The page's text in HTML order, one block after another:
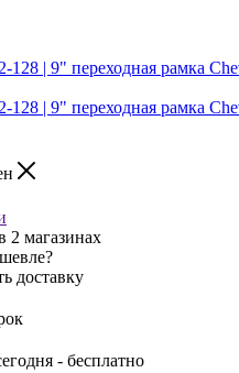
2 магазинах
доставку
- бесплатно